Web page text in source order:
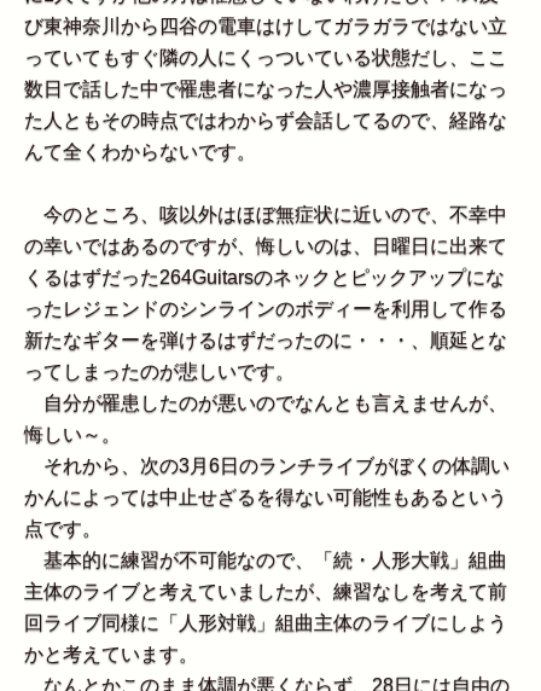
び東神奈川から四谷の電車はけしてガラガラではない立
っていてもすぐ隣の人にくっついている状態だし、ここ
数日で話した中で罹患者になった人や濃厚接触者になっ
た人ともその時点ではわからず会話してるので、経路な
んて全くわからないです。
今のところ、咳以外はほぼ無症状に近いので、不幸中
の幸いではあるのですが、悔しいのは、日曜日に出来て
くるはずだった264Guitarsのネックとピックアップにな
ったレジェンドのシンラインのボディーを利用して作る
新たなギターを弾けるはずだったのに・・・、順延とな
ってしまったのが悲しいです。
自分が罹患したのが悪いのでなんとも言えませんが、
悔しい～。
それから、次の3月6日のランチライブがぼくの体調い
かんによっては中止せざるを得ない可能性もあるという
点です。
基本的に練習が不可能なので、「続・人形大戦」組曲
主体のライブと考えていましたが、練習なしを考えて前
回ライブ同様に「人形対戦」組曲主体のライブにしよう
かと考えています。
なんとかこのまま体調が悪くならず、28日には自由の